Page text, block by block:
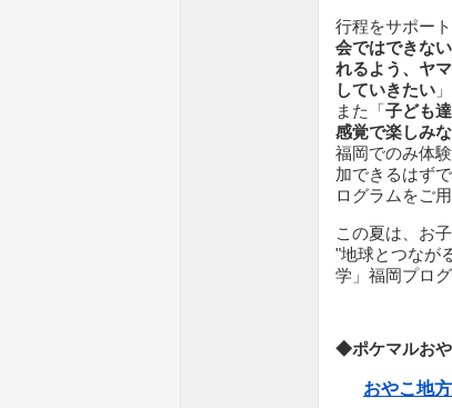
行程をサポー
会ではできな
れるよう、ヤ
していきたい
また「子ども
感覚で楽しみ
福岡でのみ体
加できるはず
ログラムをご
この夏は、お
"地球とつなが
学」福岡プロ
◆ポケマルお
おやこ地